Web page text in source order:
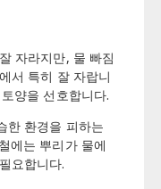
자라지만, 물 빠짐
서 특히 잘 자랍니
양을 선호합니다.
한 환경을 피하는
에는 뿌리가 물에
요합니다.